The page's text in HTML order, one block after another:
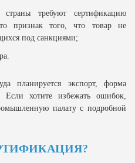
требуют сертификацию
признак того, что товар не
под санкциями;
планируется экспорт, форма
Если хотите избежать ошибок,
палату с подробной